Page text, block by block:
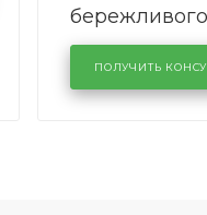
бережливого
кузовном
KUTUZOVV
ПОЛУЧИТЬ